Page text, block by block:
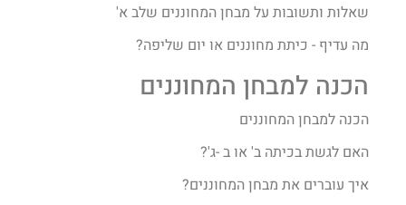
שאלות ותשובות על מבחן המחוננים שלב א'
מה עדיף - כיתת מחוננים או יום שליפה?
הכנה למבחן המחוננים
הכנה למבחן המחוננים
האם לגשת בכיתה ב' או ב -ג'?
איך עוברים את מבחן המחוננים?​